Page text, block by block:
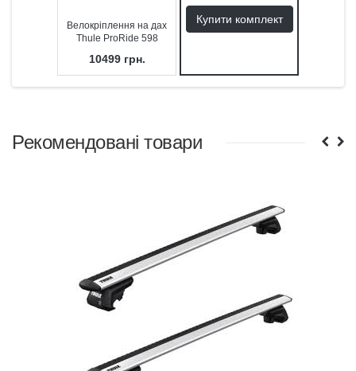
Велокріплення на дах
Thule ProRide 598
10499грн.
Купити комплект
Рекомендовані товари